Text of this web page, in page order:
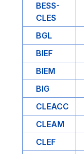
BESS-
CLES
BGL
BIEF
BIEM
BIG
CLEACC
CLEAM
CLEF